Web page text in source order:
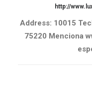
http://
Address: 10015
75220 Menciona